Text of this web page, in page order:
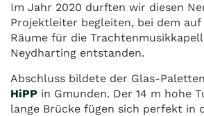
Im Jahr 2020 durften wir diesen
Projektleiter begleiten, bei dem auf
Räume für die
Neydharting entstanden.
Abschluss bildete der Glas-
HiPP in Gmunden. Der 14 m hohe
lange Brücke fügen sich perfekt in